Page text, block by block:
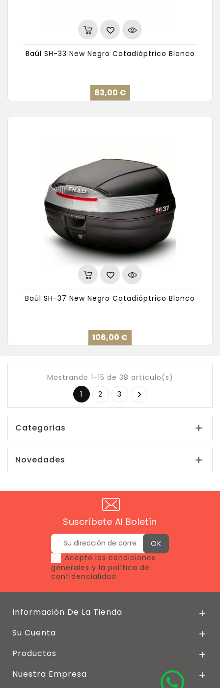
Baúl SH-33 New Negro Catadióptrico Blanco
83,00 €
Baúl SH-37 New Negro Catadióptrico Blanco
106,00 €
Mostrando 1-15 de 38 artículo(s)
1
2 3 
Categorias 
Novedades 
Suscríbete Al Boletín
Acepto las condiciones
generales y la política de
confidencialidad
Información De La Tienda 
Su Cuenta 
Productos 
Nuestra Empresa 